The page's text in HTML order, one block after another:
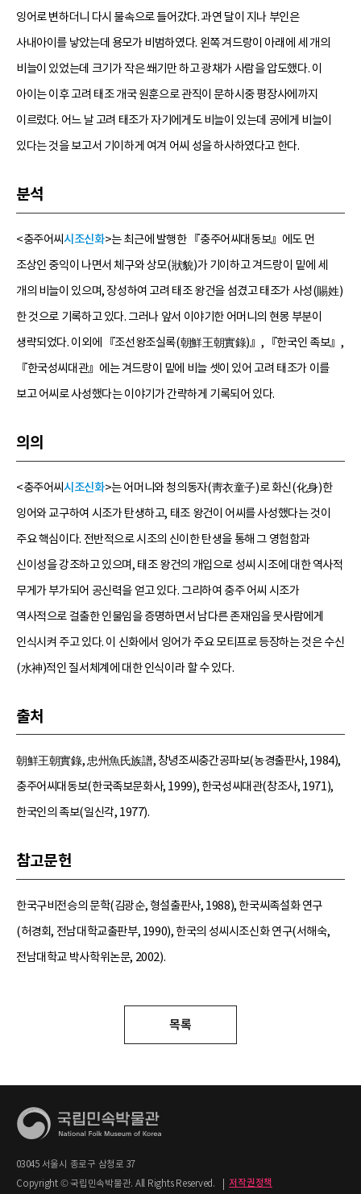
잉어로 변하더니 다시 물속으로 들어갔다. 과연 달이 지나 부인은
사내아이를 낳았는데 용모가 비범하였다. 왼쪽 겨드랑이 아래에 세 개의
비늘이 있었는데 크기가 작은 쐐기만 하고 광채가 사람을 압도했다. 이
아이는 이후 고려 태조 개국 원훈으로 관직이 문하시중 평장사에까지
이르렀다. 어느 날 고려 태조가 자기에게도 비늘이 있는데 공에게 비늘이
있다는 것을 보고서 기이하게 여겨 어씨 성을 하사하였다고 한다.
분석
<충주어씨시조신화>는 최근에 발행한 『충주어씨대동보』에도 먼
조상인 중익이 나면서 체구와 상모(狀貌)가 기이하고 겨드랑이 밑에 세
개의 비늘이 있으며, 장성하여 고려 태조 왕건을 섬겼고 태조가 사성(賜姓)
한 것으로 기록하고 있다. 그러나 앞서 이야기한 어머니의 현몽 부분이
생략되었다. 이외에 『조선왕조실록(朝鮮王朝實錄)』, 『한국인 족보』,
『한국성씨대관』에는 겨드랑이 밑에 비늘 셋이 있어 고려 태조가 이를
보고 어씨로 사성했다는 이야기가 간략하게 기록되어 있다.
의의
<충주어씨시조신화>는 어머니와 청의동자(靑衣童子)로 화신(化身)한
잉어와 교구하여 시조가 탄생하고, 태조 왕건이 어씨를 사성했다는 것이
주요 핵심이다. 전반적으로 시조의 신이한 탄생을 통해 그 영험함과
신이성을 강조하고 있으며, 태조 왕건의 개입으로 성씨 시조에 대한 역사적
무게가 부가되어 공신력을 얻고 있다. 그리하여 충주 어씨 시조가
역사적으로 걸출한 인물임을 증명하면서 남다른 존재임을 뭇사람에게
인식시켜 주고 있다. 이 신화에서 잉어가 주요 모티프로 등장하는 것은 수신
(水神)적인 질서체계에 대한 인식이라 할 수 있다.
출처
朝鮮王朝實錄, 忠州魚氏族譜, 창녕조씨충간공파보(농경출판사, 1984),
충주어씨대동보(한국족보문화사, 1999), 한국성씨대관(창조사, 1971),
한국인의 족보(일신각, 1977).
참고문헌
한국구비전승의 문학(김광순, 형설출판사, 1988), 한국씨족설화 연구
(허경회, 전남대학교출판부, 1990), 한국의 성씨시조신화 연구(서해숙,
전남대학교 박사학위논문, 2002).
목록
03045 서울시 종로구 삼청로 37
Copyright © 국립민속박물관. All Rights Reserved.
저작권정책